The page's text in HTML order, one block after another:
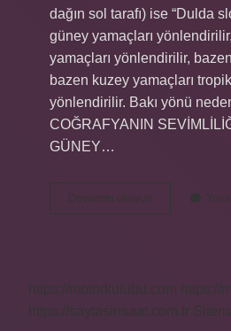
dağın sol tarafı) ise “Dulda
güney yamaçları
yamaçları yönlendirilir,
bazen kuzey yamaçları
yönlendirilir. Bakı yönü
COĞRAFYANIN
GÜNEY…
Devamını okuyun
Dağların
Güneş
https://motorkulubu.com
https://
https://saytasinsaat.com.tr